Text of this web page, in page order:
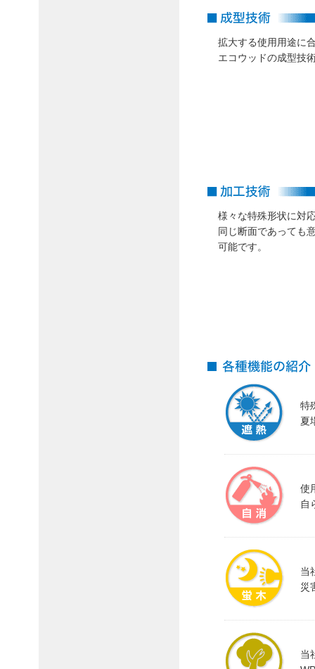
拡大する使用用途に
エコウッドの成型技
様々な特殊形状に対
同じ断面であっても
可能です。
特
夏
使
自
当
災
当